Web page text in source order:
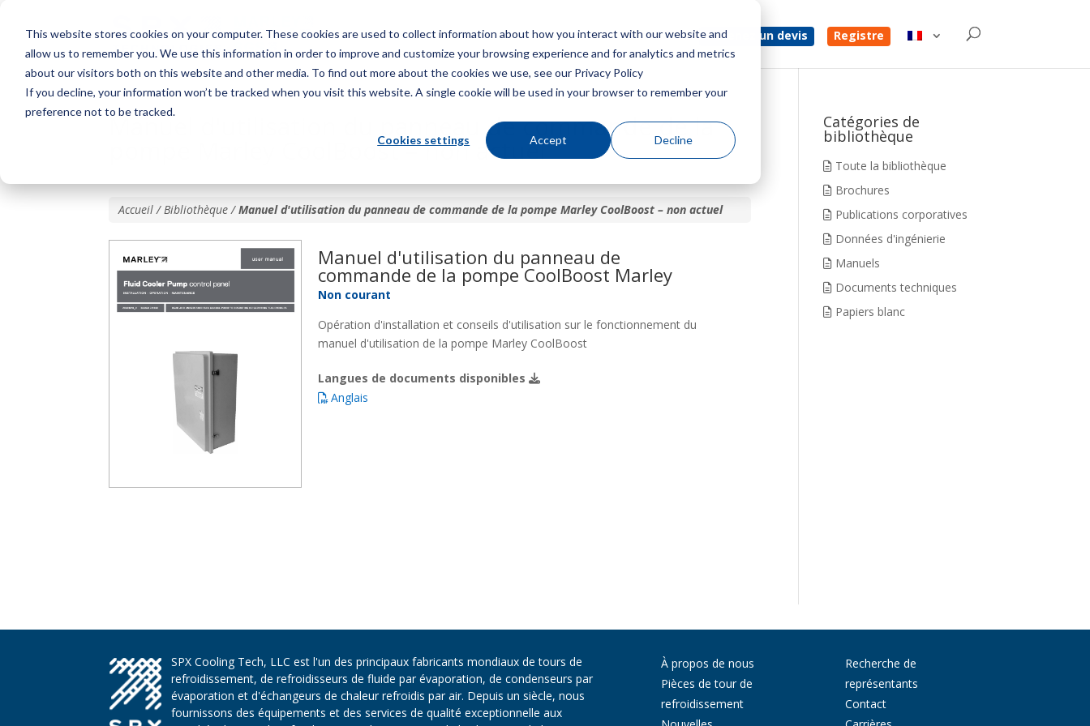
This website stores cookies on your computer. These cookies are used to collect information about how you interact with our website and
allow us to remember you. We use this information in order to improve and customize your browsing experience and for analytics and metrics
about our visitors both on this website and other media. To find out more about the cookies we use, see our Privacy Policy
If you decline, your information won’t be tracked when you visit this website. A single cookie will be used in your browser to remember your
preference not to be tracked.
Cookies settings Accept Decline
Menu Obtenez un devis Registre
Manuel d'utilisation du panneau de commande de la
pompe Marley CoolBoost – non actuel
Accueil / Bibliothèque /Manuel d'utilisation du panneau de commande de la pompe Marley CoolBoost – non actuel
Manuel d'utilisation du panneau de
commande de la pompe CoolBoost Marley
Non courant
Opération d'installation et conseils d'utilisation sur le fonctionnement du
manuel d'utilisation de la pompe Marley CoolBoost
Langues de documents disponibles
Anglais
Catégories de
bibliothèque
Toute la bibliothèque
Brochures
Publications corporatives
Données d'ingénierie
Manuels
Documents techniques
Papiers blanc
SPX Cooling Tech, LLC est l'un des principaux fabricants mondiaux de tours de
refroidissement, de refroidisseurs de fluide par évaporation, de condenseurs par
évaporation et d'échangeurs de chaleur refroidis par air. Depuis un siècle, nous
fournissons des équipements et des services de qualité exceptionnelle aux
À propos de nous
Pièces de tour de
refroidissement
Recherche de
représentants
Contact